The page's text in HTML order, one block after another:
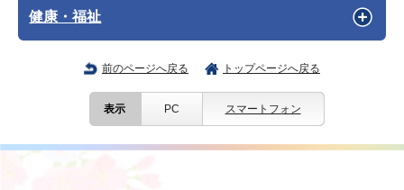
健康・福祉
前のページへ戻る トップページへ戻る
表示 PC スマートフォン